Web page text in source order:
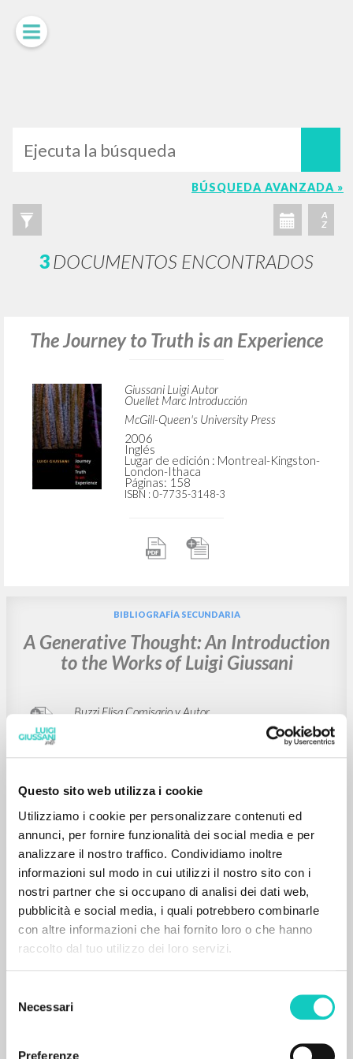
Questo sito web utilizza i cookie
Utilizziamo i cookie per personalizzare contenuti ed
annunci, per fornire funzionalità dei social media e per
analizzare il nostro traffico. Condividiamo inoltre
informazioni sul modo in cui utilizzi il nostro sito con i
nostri partner che si occupano di analisi dei dati web,
pubblicità e social media, i quali potrebbero combinarle
con altre informazioni che hai fornito loro o che hanno
raccolto dal tuo utilizzo dei loro servizi.
delNecessari
Preferenze
GIUSSANI
scritti
3DOCUMENTOS ENCONTRADOS
The Journey to Truth is an Experience
Ouellet Marc Introducción
2006
Inglés
Lugar de edición : Montreal-Kingston-
London-Ithaca
Páginas: 158
ISBN: 0-7735-3148-3
A Generative Thought: An Introduction
to the Works of Luigi Giussani